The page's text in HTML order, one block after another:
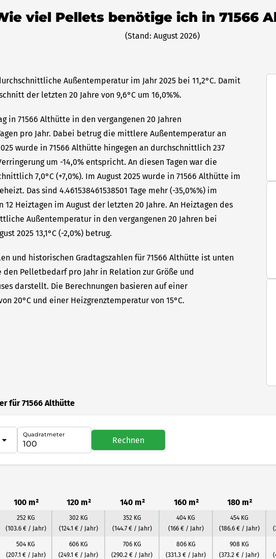
viel Pellets benötige ich in 71566
(Stand: August 2026)
Außentemperatur im Jahr 2025 bei 11,2°C. Damit
der letzten 20 Jahre von 9,6°C um 16,0%%.
in 71566 Althütte in den vergangenen 20 Jahren
pro Jahr. Dabei betrug die mittlere Außentemperatur an
wurde in 71566 Althütte hingegen an durchschnittlich 237
um -14,0% entspricht. An diesen Tagen war die
7,0°C (+7,0%). Im August 2025 wurde in 71566 Althütte im
Das sind 4.461538461538501 Tage mehr (-35,0%%) im
Heiztagen im August der letzten 20 Jahre. An Heiztagen des
Außentemperatur in den vergangenen 20 Jahren bei
2025 13,1°C (-2,0%) betrug.
und historischen Gradtagszahlen für 71566 Althütte ist unten
den Pelletbedarf pro Jahr in Relation zur Größe und
darstellt. Die Berechnungen basieren auf einer
20°C und einer Heizgrenztemperatur von 15°C.
für 71566 Althütte
Quadratmeter
Rechnen
100 m² 120 m² 140 m² 160 m² 180 m²
252 KG
(103.6 € / Jahr)
302 KG
(124.1 € / Jahr)
352 KG
(144.7 € / Jahr)
404 KG
(166 € / Jahr)
454 KG
(186.6 € / Jahr)
504 KG
(207.1 € / Jahr)
606 KG
(249.1 € / Jahr)
706 KG
(290.2 € / Jahr)
806 KG
(331.3 € / Jahr)
908 KG
(373.2 € / Jahr)